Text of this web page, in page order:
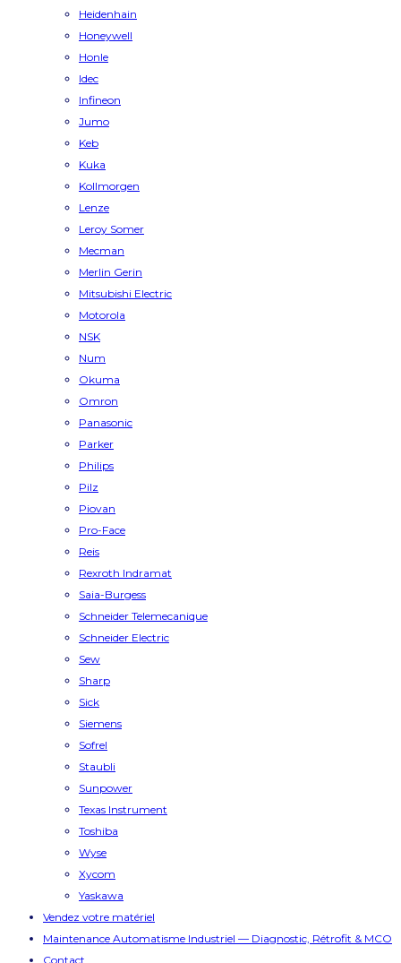
Heidenhain
Honeywell
Honle
Idec
Infineon
Jumo
Keb
Kuka
Kollmorgen
Lenze
Leroy Somer
Mecman
Merlin Gerin
Mitsubishi Electric
Motorola
NSK
Num
Okuma
Omron
Panasonic
Parker
Philips
Pilz
Piovan
Pro-Face
Reis
Rexroth Indramat
Saia-Burgess
Schneider Telemecanique
Schneider Electric
Sew
Sharp
Sick
Siemens
Sofrel
Staubli
Sunpower
Texas Instrument
Toshiba
Wyse
Xycom
Yaskawa
Vendez votre matériel
Maintenance Automatisme Industriel — Diagnostic, Rétrofit & MCO
Contact